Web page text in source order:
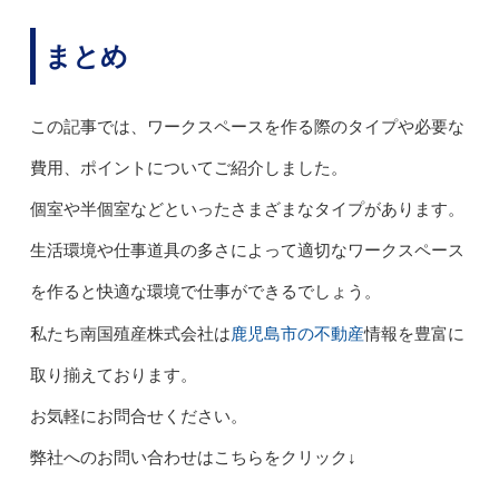
まとめ
この記事では、ワークスペースを作る際のタイプや必要な
費用、ポイントについてご紹介しました。
個室や半個室などといったさまざまなタイプがあります。
生活環境や仕事道具の多さによって適切なワークスペース
を作ると快適な環境で仕事ができるでしょう。
私たち南国殖産株式会社は鹿児島市の不動産情報を豊富に
取り揃えております。
お気軽にお問合せください。
弊社へのお問い合わせはこちらをクリック↓